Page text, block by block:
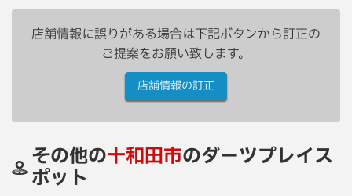
店舗情報に誤りがある場合は下記ボタンから訂正の
ご提案をお願い致します。
店舗情報の訂正
その他の十和田市のダーツプレイス
ポット